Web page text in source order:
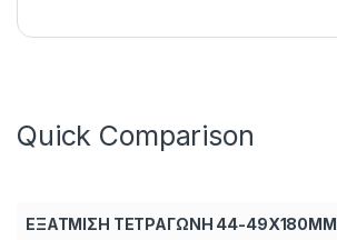
Quick Comparison
ΕΞΑΤΜΙΣΗ ΤΕΤΡΑΓΩΝΗ 44-49X180MM